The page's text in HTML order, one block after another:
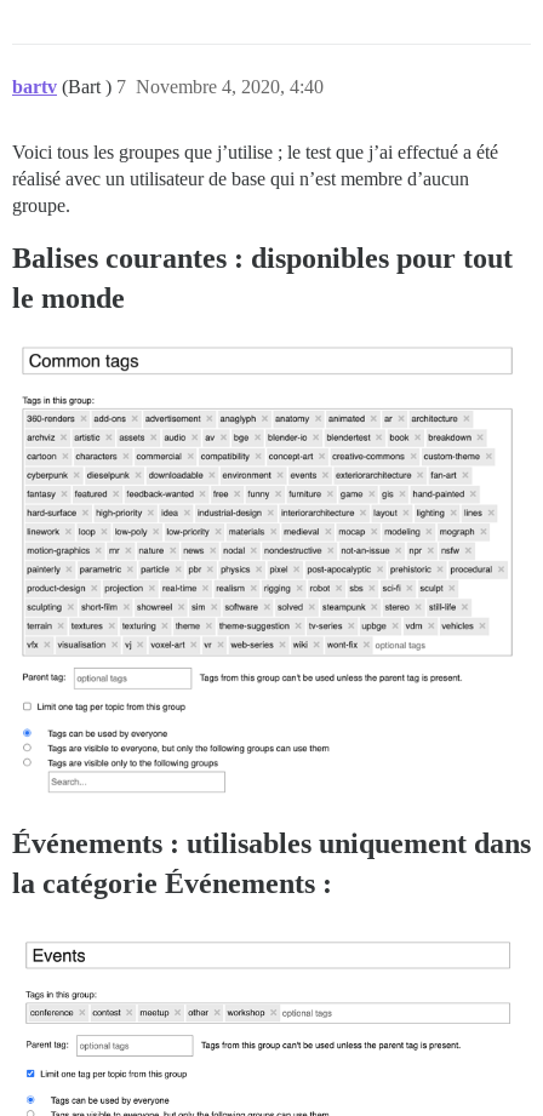
bartv (Bart ) Novembre 4, 2020, 4:40
7
Voici tous les groupes que j’utilise ; le test que j’ai effectué a été
réalisé avec un utilisateur de base qui n’est membre d’aucun
groupe.
Balises courantes : disponibles pour tout
le monde
Événements : utilisables uniquement dans
la catégorie Événements :